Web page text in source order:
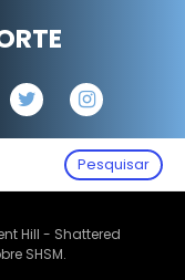
Pesquisar
Hill - Shattered
SHSM.